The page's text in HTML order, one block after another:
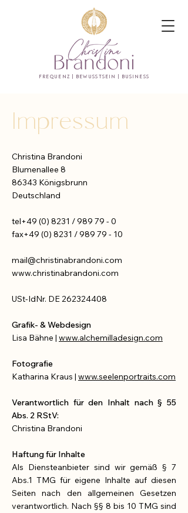
FREQUENZ | BEWUSSTSEIN | BUSINESS
Impressum
Christina Brandoni
Blumenallee 8
86343 Königsbrunn
Deutschland
tel+49 (0) 8231 / 989 79 - 0
fax+49 (0) 8231 / 989 79 - 10
mail@christinabrandoni.com
www.christinabrandoni.com
USt-IdNr. DE262324408
Grafik- & Webdesign
Lisa Bähne | www.alchemilladesign.com
Fotografie
Katharina Kraus | www.seelenportraits.com
Verantwortlich für den Inhalt nach § 55
Abs. 2 RStV:
Christina Brandoni
Haftung für Inhalte
Als Diensteanbieter sind wir gemäß § 7
Abs.1 TMG für eigene Inhalte auf diesen
Seiten nach den allgemeinen Gesetzen
verantwortlich. Nach §§ 8 bis 10 TMG sind